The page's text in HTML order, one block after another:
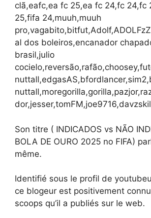
clã,eafc,ea fc 25,ea fc 24,fc 24,fc
25,fifa 24,muuh,muuh
al dos boleiros,encanador
brasil,julio
Son titre ( INDICADOS vs NÃO
BOLA DE OURO 2025 no FIFA)
même.
Identifié sous le profil de
ce blogeur est positivement
scoops qu’il a publiés sur le web.